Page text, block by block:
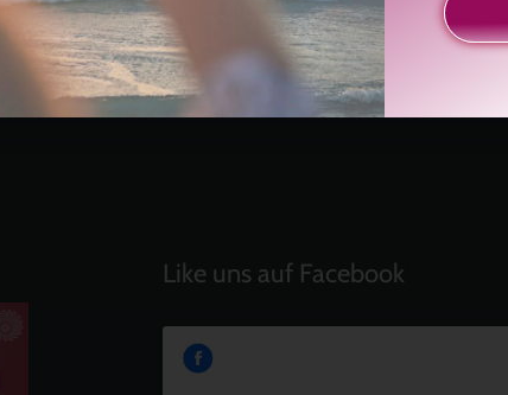
Der Teil von dir, der gesehen werden
Vielleicht geht es gar nicht darum, noch
verstehen
Manchmal braucht es einfach eine kleine
Like uns auf Facebook